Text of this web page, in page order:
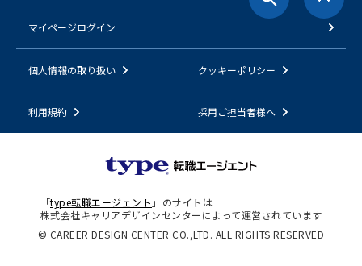
マイページログイン
個人情報の取り扱い クッキーポリシー
利用規約 採用ご担当者様へ
「type転職エージェント 」のサイトは
株式会社キャリアデザインセンターによって運営されています
© CAREER DESIGN CENTER CO.,LTD. ALL RIGHTS RESERVED